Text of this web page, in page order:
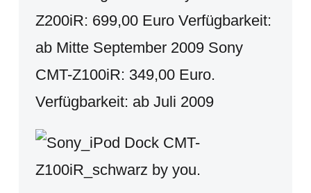
Z200iR: 699,00 Euro Verfügbarkeit:
ab Mitte September 2009 Sony
CMT-Z100iR: 349,00 Euro.
Verfügbarkeit: ab Juli 2009